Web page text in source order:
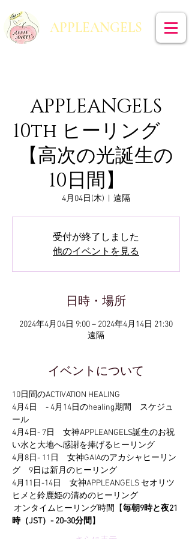
​APPLEANGELS
APPLEANGELS
10th ヒーリング
【高次の光誕生の
10日間】
4月04日(木) 遠隔
受付が終了しました
他のイベントを見る
日時・場所
2024年4月04日 9:00 – 2024年4月14日 21:30
遠隔
イベントについて
10日間のACTIVATION HEALING
4月4日　- 4月14日のhealing期間　スケジュ
ール
4月4日- 7日　女神APPLEANGELS誕生のお祝
い水と大地へ感謝を捧げるヒーリング
4月8日- 11日　女神GAIAのアカシャヒーリン
グ　9日は新月のヒーリング
4月11日-14日　女神APPLEANGELS セオリツ
ヒメと鈴鹿姫の清めのヒーリング
オンタイムヒーリング時間【毎朝9時と夜21
時（JST）- 20-30分間 】